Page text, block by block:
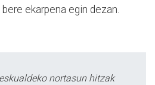
ekarpena egin dezan.
nortasun hitzak